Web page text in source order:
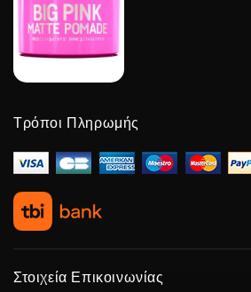
Τρόποι Πληρωμής
Στοιχεία Επικοινωνίας